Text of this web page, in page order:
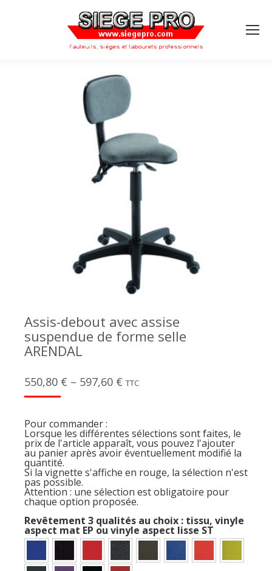
Assis-debout avec assise
suspendue de forme selle
ARENDAL
550,80 € – 597,60 € TTC
Pour commander :
Lorsque les différentes sélections sont faites, le
prix de l'article apparaît, vous pouvez l'ajouter
au panier après avoir éventuellement modifié la
quantité.
Si la vignette s'affiche en rouge, la sélection n'est
pas possible.
Attention : une sélection est obligatoire pour
chaque option proposée.
Revêtement 3 qualités au choix : tissu, vinyle
aspect mat EP ou vinyle aspect lisse ST